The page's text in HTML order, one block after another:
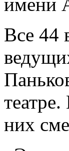
Все 44
них